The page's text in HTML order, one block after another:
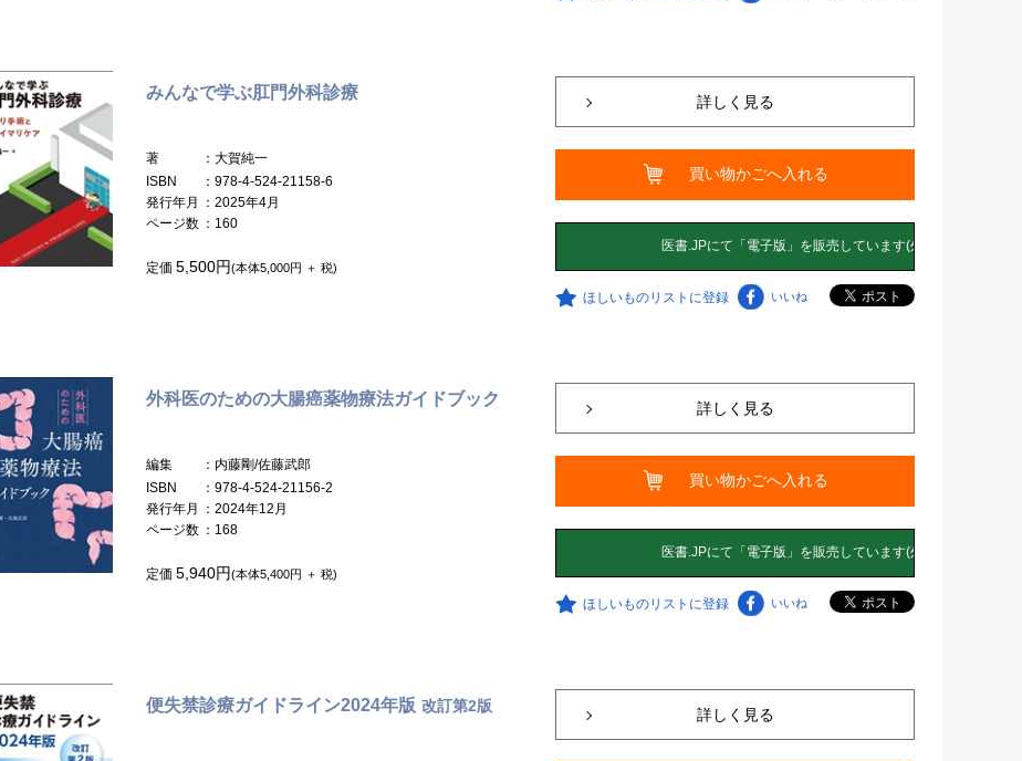
みんなで学ぶ肛門外科診療
著
：大賀純一
ISBN
：978-4-524-21158-6
発行年月
：2025年4月
ページ数 ：160
定価 5,500円(本体5,000円 ＋ 税)
詳しく見る
買い物かごへ入れる
ほしいものリストに登録 いいね
外科医のための大腸癌薬物療法ガイドブック
編集
：内藤剛/佐藤武郎
ISBN
：978-4-524-21156-2
発行年月
：2024年12月
ページ数 ：168
定価 5,940円(本体5,400円 ＋ 税)
詳しく見る
買い物かごへ入れる
ほしいものリストに登録 いいね
便失禁診療ガイドライン2024年版 改訂第2版 詳しく見る